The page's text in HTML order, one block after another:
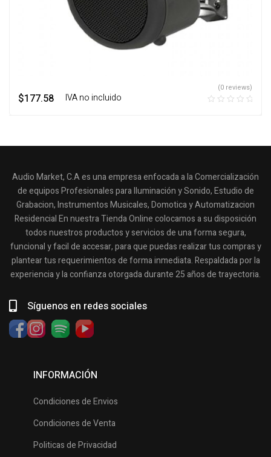
$177.58 ‎ ‎ ‎ IVA no incluido
(0 reviews)
Audio Market, C.A es una empresa enfocada a la Comercialización
de equipos Profesionales para Iluminación y Sonido, Estudio de
Grabacion, Instrumentos Musicales, Domotica y Automatizacion
Residencial En nuestra Tienda Online colocamos a su disposición
todos nuestros productos y servicios de una forma segura,
funcional y facil de accesar, para que puedas realizar tus compras y
plantear tus requerimientos de forma inmediata. Respaldada por la
experiencia y la confianza otorgada durante 25 años de trayectoria.
Síguenos en redes sociales
INFORMACIÓN
Condiciones de Envios
Condiciones de Venta
Politicas de Privacidad